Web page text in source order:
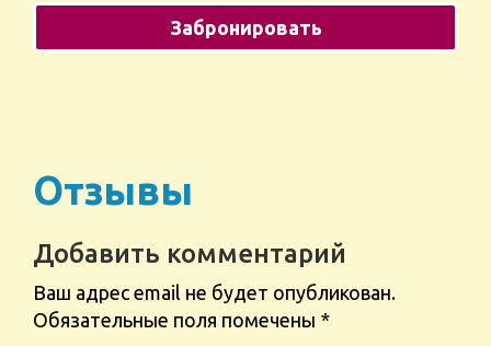
Отзывы
Добавить комментарий
Ваш адрес email не будет опубликован.
Обязательные поля помечены *